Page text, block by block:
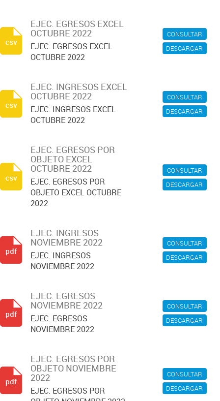
CONSULTAR
DESCARGAR
EJEC. EGRESOS EXCEL
OCTUBRE 2022
EJEC. EGRESOS EXCEL
OCTUBRE 2022
csv
CONSULTAR
DESCARGAR
EJEC. INGRESOS EXCEL
OCTUBRE 2022
EJEC. INGRESOS EXCEL
OCTUBRE 2022
csv
CONSULTAR
DESCARGAR
EJEC. EGRESOS POR
OBJETO EXCEL
OCTUBRE 2022
EJEC. EGRESOS POR
OBJETO EXCEL OCTUBRE
2022
csv
CONSULTAR
DESCARGAR
EJEC. INGRESOS
NOVIEMBRE 2022
EJEC. INGRESOS
NOVIEMBRE 2022
pdf
CONSULTAR
DESCARGAR
EJEC. EGRESOS
NOVIEMBRE 2022
EJEC. EGRESOS
NOVIEMBRE 2022
pdf
CONSULTAR
DESCARGAR
EJEC. EGRESOS POR
OBJETO NOVIEMBRE
2022
EJEC. EGRESOS POR
pdf